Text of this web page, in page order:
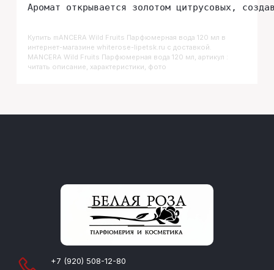
Купить MANCERA Wild Fruits Парфюмерная вода 120 мл в
интернет-магазине whiterose-lipetsk.ru с доставкой.
MANCERA Wild Fruits Парфюмерная вода 120 мл, артикул :
читать описание, характеристики, фото
+7 (920) 508-12-80